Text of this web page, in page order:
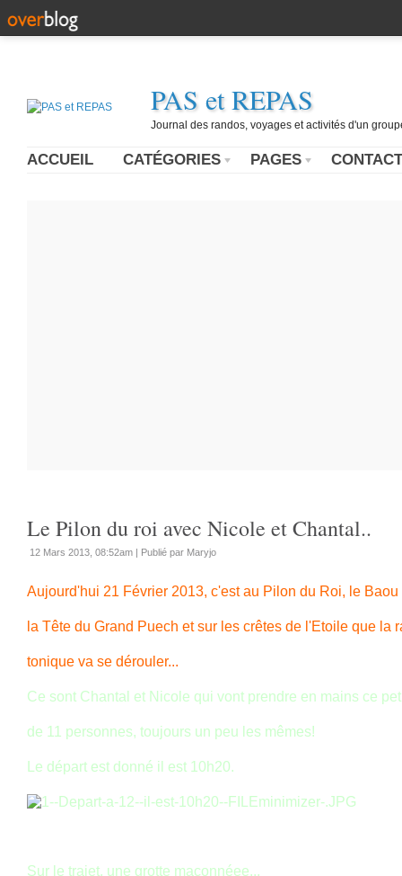
PAS et REPAS
Journal des randos, voyages et activités d'un
ACCUEIL CATÉGORIES PAGES CONTACT
Le Pilon du roi avec Nicole et Chantal..
12 Mars 2013, 08:52am | Publié par Maryjo
Aujourd'hui 21 Février 2013, c'est au Pilon du Roi, le Baou
la Tête du Grand Puech et sur les crêtes de l'Etoile que la
tonique va se dérouler...
Ce sont Chantal et Nicole qui vont prendre en mains ce
de 11 personnes, toujours un peu les mêmes!
Le départ est donné il est 10h20.
Sur le trajet, une grotte maçonnéee...